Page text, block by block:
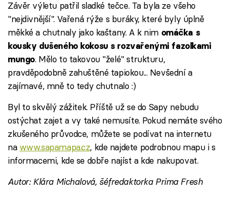
Závěr výletu patřil sladké tečce. Ta byla ze všeho
"nejdivnější". Vařená rýže s buráky, které byly úplně
měkké a chutnaly jako kaštany. A k nim omáčka s
kousky dušeného kokosu s rozvařenými fazolkami
mungo. Mělo to takovou "želé" strukturu,
pravděpodobně zahuštěné tapiokou... Nevšední a
zajímavé, mně to tedy chutnalo :)
Byl to skvělý zážitek. Příště už se do Sapy nebudu
ostýchat zajet a vy také nemusíte. Pokud nemáte svého
zkušeného průvodce, můžete se podívat na internetu
na www.sapamapa.cz, kde najdete podrobnou mapu i s
informacemi, kde se dobře najíst a kde nakupovat.
Autor: Klára Michalová, šéfredaktorka Prima Fresh